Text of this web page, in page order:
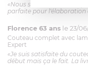
«Nous sommes dans un
parfaite pour l'élaboration
Florence 63 ans le 23/
Couteau complet avec
Expert
«Je suis satisfaite du
début mais ça le fait. La